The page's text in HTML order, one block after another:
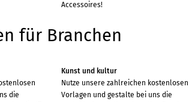
Accessoires!
für Branchen
die
Kunst und kultur
Nutze unsere zahlreichen kostenlosen
Vorlagen und gestalte bei uns die